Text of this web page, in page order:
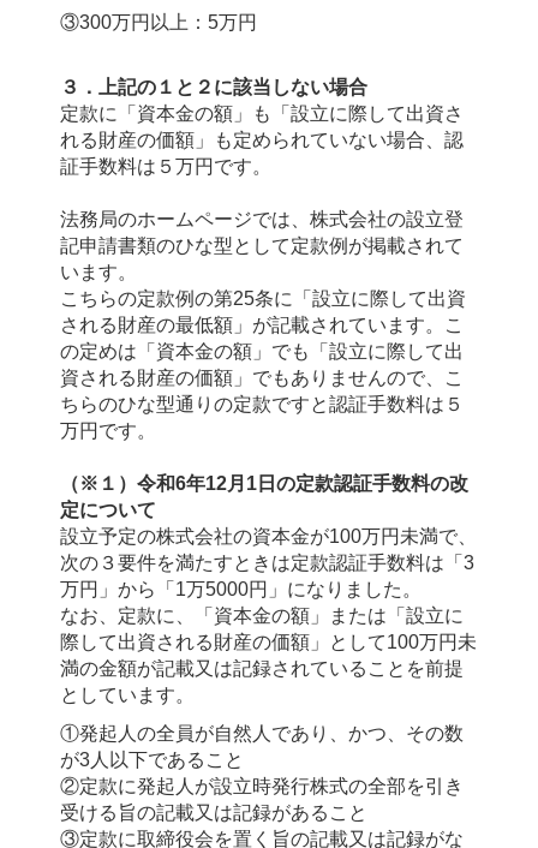
③300万円以上：5万円
３．上記の１と２に該当しない場合
定款に
「資本金の額」も
「設立に際して出資さ
れる財産の価額」も定められていない場合、認
証手数料は５万円です。
法務局のホームページでは、株式会社の設立登
記申請書類のひな型として定款例が掲載されて
います。
こちらの定款例の第25条に「設立に際して出資
される財産の最低額」が記載されています。こ
の定めは「資本金の額」でも「設立に際して出
資される財産の価額」でもありませんので、こ
ちらのひな型通りの定款ですと認証手数料は５
万円です。
（※１）令和6年12月1日の定款認証手数料の改
定について
設立予定の株式会社の資本金が100万円未満で、
次の３要件を満たすときは定款認証手数料は「3
万円」から「1万5000円」になりました。
なお、定款に、「資本金の額」または「設立に
際して出資される財産の価額」として100万円未
満の金額が記載又は記録されていることを前提
としています。
①発起人の全員が自然人であり、かつ、その数
が3人以下であること
②定款に発起人が設立時発行株式の全部を引き
受ける旨の記載又は記録があること
③定款に取締役会を置く旨の記載又は記録がな